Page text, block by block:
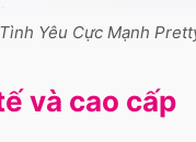
Yêu Cực Mạnh
và cao cấp